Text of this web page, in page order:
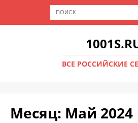
ВСЕ РОССИЙСКИЕ
Месяц: Май 2024